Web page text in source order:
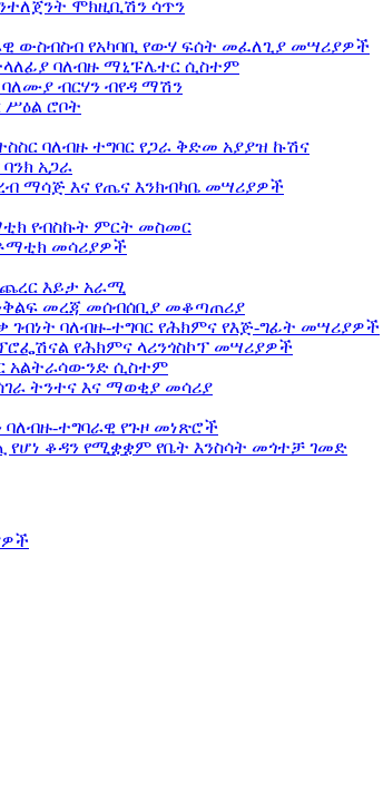
ሞክዚቢሽን ሳጥን
ውስብስብ የአካባቢ የውሃ ፍሰት መፈለጊያ መሣሪያዎች
ባለብዙ ማኒፑሌተር ሲስተም
ባለሙያ ብርሃን ብየዳ ማሽን
ሥዕል ሮቦት
ባለብዙ ተግባር የጋራ ቅድመ አያያዝ ኩሽና
አጋራ
ማሳጅ እና የጤና እንክብካቤ መሣሪያዎች
የብስኩት ምርት መስመር
መሳሪያዎች
እይታ አራሚ
መረጃ መሰብሰቢያ መቆጣጠሪያ
ገብነት ባለብዙ-ተግባር የሕክምና የእጅ-ግፊት መሣሪያዎች
የሕክምና ላሪንጎስኮፕ መሣሪያዎች
አልትራሳውንድ ሲስተም
ትንተና እና ማወቂያ መሳሪያ
ተግባራዊ የጉዞ መነጽሮች
ቆዳን የሚቋቋም የቤት እንስሳት መጎተቻ ገመድ